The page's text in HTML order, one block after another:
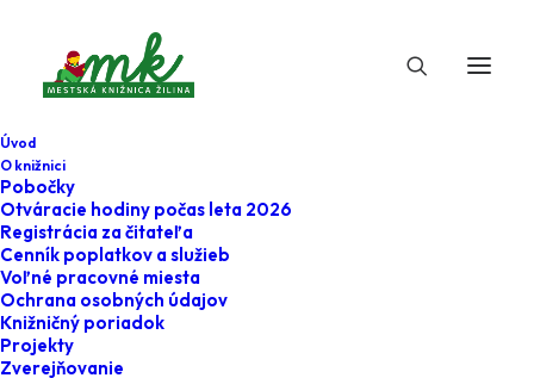
Úvod
O knižnici
Pobočky
Otváracie hodiny počas leta 2026
Registrácia za čitateľa
Cenník poplatkov a služieb
Voľné pracovné miesta
Ochrana osobných údajov
Knižničný poriadok
Projekty
Zverejňovanie
Materské školy